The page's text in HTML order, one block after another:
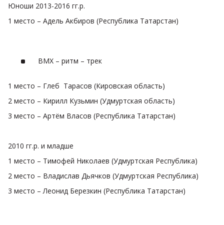
Юноши 2013-2016 гг.р.
1 место – Адель Акбиров (Республика Татарстан)
BMX – ритм – трек
1 место – Глеб Тарасов (Кировская область)
2 место – Кирилл Кузьмин (Удмуртская область)
3 место – Артём Власов (Республика Татарстан)
2010 гг.р. и младше
1 место – Тимофей Николаев (Удмуртская Республика)
2 место – Владислав Дьячков (Удмуртская Республика)
3 место – Леонид Березкин (Республика Татарстан)